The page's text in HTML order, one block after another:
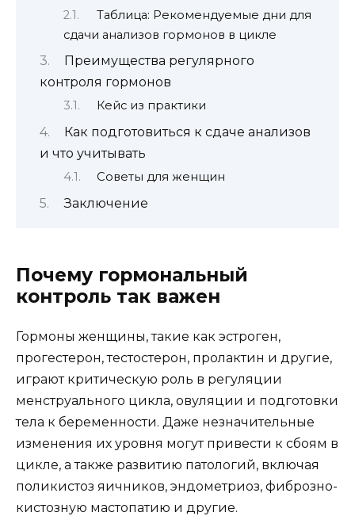
Таблица: Рекомендуемые дни для
сдачи анализов гормонов в цикле
Преимущества регулярного
контроля гормонов
Кейс из практики
Как подготовиться к сдаче анализов
и что учитывать
Советы для женщин
Заключение
Почему гормональный
контроль так важен
Гормоны женщины, такие как эстроген,
прогестерон, тестостерон, пролактин и другие,
играют критическую роль в регуляции
менструального цикла, овуляции и подготовки
тела к беременности. Даже незначительные
изменения их уровня могут привести к сбоям в
цикле, а также развитию патологий, включая
поликистоз яичников, эндометриоз, фиброзно-
кистозную мастопатию и другие.